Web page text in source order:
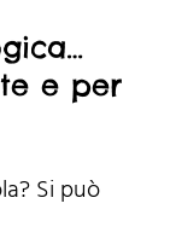
e per
Si può